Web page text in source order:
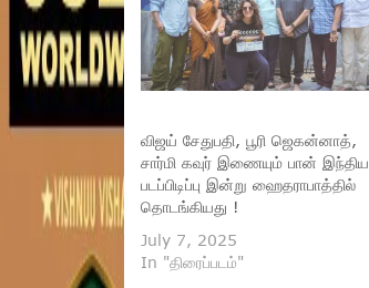
விஜய் சேதுபதி, பூரி ஜெகன்னாத்,
சார்மி கவுர் இணையும் பான் இந்திய
படப்பிடிப்பு இன்று ஹைதராபாத்தில்
தொடங்கியது !
July 7, 2025
In "திரைப்படம்"